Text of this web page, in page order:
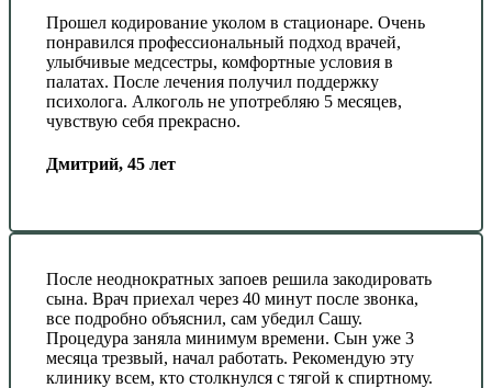
Прошел кодирование уколом в стационаре. Очень
понравился профессиональный подход врачей,
улыбчивые медсестры, комфортные условия в
палатах. После лечения получил поддержку
психолога. Алкоголь не употребляю 5 месяцев,
чувствую себя прекрасно.
Дмитрий, 45 лет
После неоднократных запоев решила закодировать
сына. Врач приехал через 40 минут после звонка,
все подробно объяснил, сам убедил Сашу.
Процедура заняла минимум времени. Сын уже 3
месяца трезвый, начал работать. Рекомендую эту
клинику всем, кто столкнулся с тягой к спиртному.